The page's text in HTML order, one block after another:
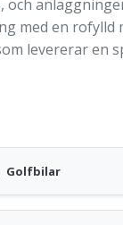
med en
levererar en
Golfbilar